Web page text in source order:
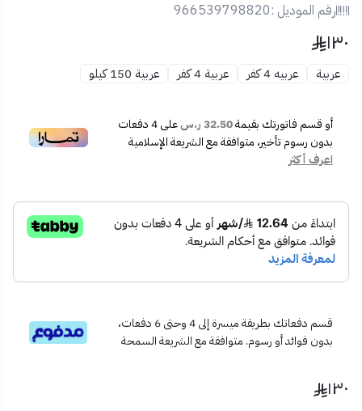
✅المميزات:
🏋️تحمل حتى 150 كجم
🚛
للحركة السلسة والثبات على الأسطح
🧳سطح تحميل واسعيساعد في توزيع الوزن بشكل متوازن
🧱هيكل معدني متينمع سطح مقاوم للانزلاق
🔄مقبض مريح قابل للطي
عربية 4 كفر تحميل 150 كجم
موديل: KA-5104
🧰الاستخدام المثالي:
نقل الكراتين والمنتجات في المستودعات
تسهيل الشحن والتفريغ في المحلات التجارية
الاستخدام المنزلي لنقل الأدوات أو الأثاث الصغير
نصيحة احترافية:
التحميل الزائد عن الحد المسموح.
رقم الموديل :966539798820
١٣٠
عربية عربيه 4 كفر عربية 4 كفر عربية 150 كيلو
أو قسم فاتورتك بقيمة32.50 ر.س على4دفعات
بدون رسوم تأخير، متوافقة مع الشريعة الإسلامية
اعرف أكثر
قسم دفعاتك بطريقة ميسرة إلى 4 وحتى 6 دفعات،
بدون فوائد أو رسوم. متوافقة مع الشريعة السمحة
١٣٠